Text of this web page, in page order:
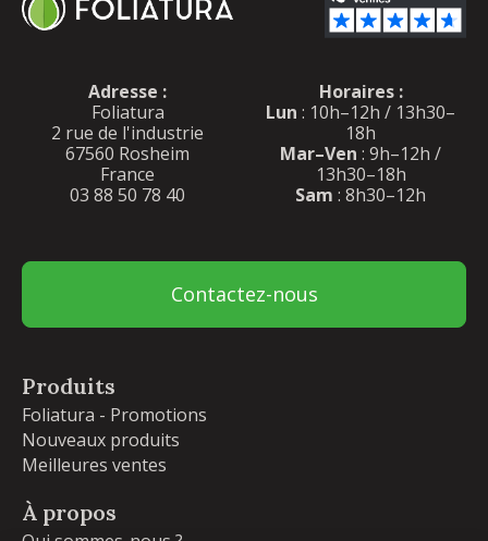
Adresse :
Foliatura
2 rue de l'industrie
67560 Rosheim
France
03 88 50 78 40
Horaires :
Lun : 10h–12h / 13h30–
18h
Mar–Ven : 9h–12h /
13h30–18h
Sam : 8h30–12h
Contactez-nous
Produits
Foliatura - Promotions
Nouveaux produits
Meilleures ventes
À propos